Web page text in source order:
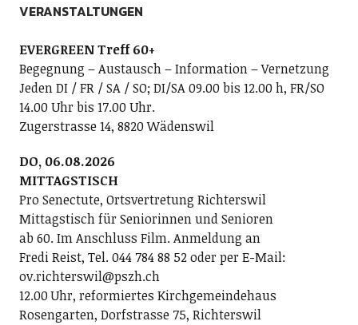
VERANSTALTUNGEN
EVERGREEN Treff 60+
Begegnung – Austausch – Information – Vernetzung
Jeden DI / FR / SA / SO; DI/SA 09.00 bis 12.00 h, FR/SO
14.00 Uhr bis 17.00 Uhr.
Zugerstrasse 14, 8820 Wädenswil
DO, 06.08.2026
MITTAGSTISCH
Pro Senectute, Ortsvertretung Richterswil
Mittagstisch für Seniorinnen und Senioren
ab 60. Im Anschluss Film. Anmeldung an
Fredi Reist, Tel. 044 784 88 52 oder per E-Mail:
ov.richterswil@pszh.ch
12.00 Uhr, reformiertes Kirchgemeindehaus
Rosengarten, Dorfstrasse 75, Richterswil